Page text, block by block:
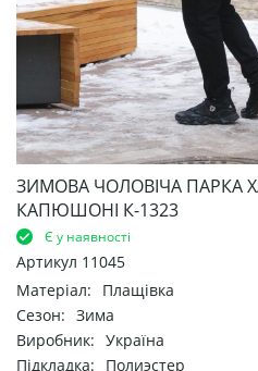
ЗИМОВА ЧОЛОВІЧА ПАРКА
КАПЮШОНІ К-1323
Є у наявності
Артикул 11045
Матеріал:
Плащівка
Сезон: Зима
Виробник: Україна
Підкладка:
Полиэстер